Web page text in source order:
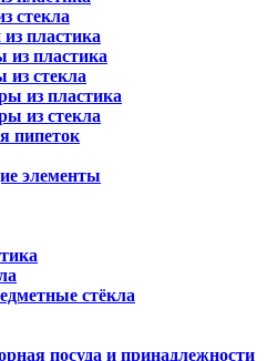
стекла
пластика
пластика
стекла
из пластика
из стекла
пипеток
элементы
стёкла
посуда и принадлежности